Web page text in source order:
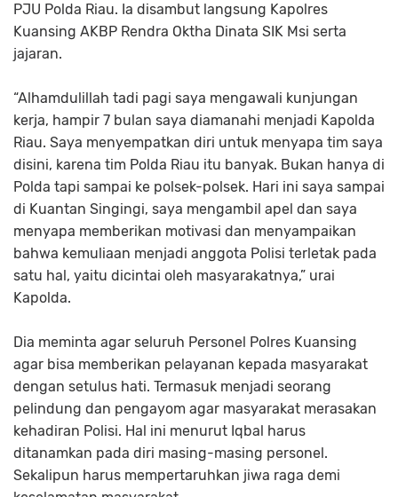
PJU Polda Riau. Ia disambut langsung Kapolres
Kuansing AKBP Rendra Oktha Dinata SIK Msi serta
jajaran.
“Alhamdulillah tadi pagi saya mengawali kunjungan
kerja, hampir 7 bulan saya diamanahi menjadi Kapolda
Riau. Saya menyempatkan diri untuk menyapa tim saya
disini, karena tim Polda Riau itu banyak. Bukan hanya di
Polda tapi sampai ke polsek-polsek. Hari ini saya sampai
di Kuantan Singingi, saya mengambil apel dan saya
menyapa memberikan motivasi dan menyampaikan
bahwa kemuliaan menjadi anggota Polisi terletak pada
satu hal, yaitu dicintai oleh masyarakatnya,” urai
Kapolda.
Dia meminta agar seluruh Personel Polres Kuansing
agar bisa memberikan pelayanan kepada masyarakat
dengan setulus hati. Termasuk menjadi seorang
pelindung dan pengayom agar masyarakat merasakan
kehadiran Polisi. Hal ini menurut Iqbal harus
ditanamkan pada diri masing-masing personel.
Sekalipun harus mempertaruhkan jiwa raga demi